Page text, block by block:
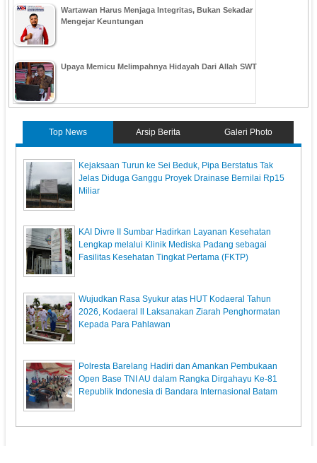
Wartawan Harus Menjaga Integritas, Bukan Sekadar
Mengejar Keuntungan
Upaya Memicu Melimpahnya Hidayah Dari Allah SWT
Top News Arsip Berita Galeri Photo
Kejaksaan Turun ke Sei Beduk, Pipa Berstatus Tak
Jelas Diduga Ganggu Proyek Drainase Bernilai Rp15
Miliar
KAI Divre II Sumbar Hadirkan Layanan Kesehatan
Lengkap melalui Klinik Mediska Padang sebagai
Fasilitas Kesehatan Tingkat Pertama (FKTP)
Wujudkan Rasa Syukur atas HUT Kodaeral Tahun
2026, Kodaeral ll Laksanakan Ziarah Penghormatan
Kepada Para Pahlawan
Polresta Barelang Hadiri dan Amankan Pembukaan
Open Base TNI AU dalam Rangka Dirgahayu Ke-81
Republik Indonesia di Bandara Internasional Batam